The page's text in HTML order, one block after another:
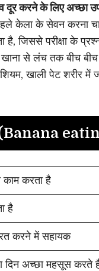
दूर करने के लिए अच्छा
पहले केला के सेवन करना
है, जिससे परीक्षा के
से लंच तक बीच
खाली पेट शरीर
anana
काम करता है
है
करने में सहायक
दिन अच्छा महसूस करते